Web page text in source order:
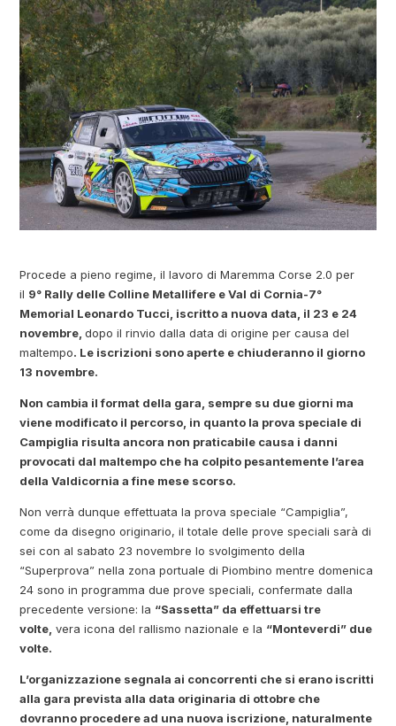
Procede a pieno regime, il lavoro di Maremma Corse 2.0 per
il 9° Rally delle Colline Metallifere e Val di Cornia-7°
Memorial Leonardo Tucci, iscritto a nuova data, il 23 e 24
novembre,dopo il rinvio dalla data di origine per causa del
maltempo. Le iscrizioni sono aperte e chiuderanno il giorno
13 novembre.
Non cambia il format della gara, sempre su due giorni ma
viene modificato il percorso, in quanto la prova speciale di
Campiglia risulta ancora non praticabile causa i danni
provocati dal maltempo che ha colpito pesantemente l’area
della Valdicornia a fine mese scorso.
Non verrà dunque effettuata la prova speciale “Campiglia”,
come da disegno originario, il totale delle prove speciali sarà di
sei con al sabato 23 novembre lo svolgimento della
“Superprova” nella zona portuale di Piombino mentre domenica
24 sono in programma due prove speciali, confermate dalla
precedente versione: la “Sassetta” da effettuarsi tre
volte, vera icona del rallismo nazionale e la “Monteverdi” due
volte.
L’organizzazione segnala ai concorrenti che si erano iscritti
alla gara prevista alla data originaria di ottobre che
dovranno procedere ad una nuova iscrizione, naturalmente